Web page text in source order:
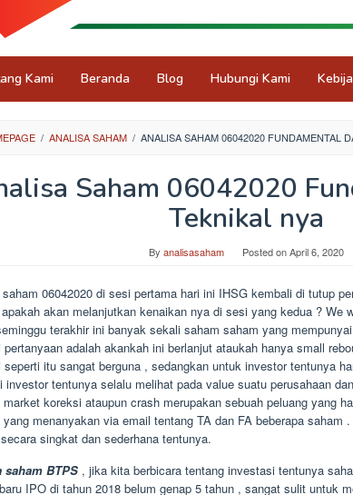
Kami Beranda Blog Hubungi Kami
/ ANALISA SAHAM / ANALISA SAHAM 06042020 FUNDAMENTAL
Saham 06042020
Teknikal nya
By analisasaham Posted onApril 6, 2020
06042020 di sesi pertama hari ini IHSG kembali di tutup
akan melanjutkan kenaikan nya di sesi yang kedua ? We
terakhir ini banyak sekali saham saham yang
pertanyaan adalah akankah ini berlanjut ataukah hanya small
seperti itu sangat berguna , sedangkan untuk investor tentunya
investor tentunya selalu melihat pada value suatu perusahaan
koreksi ataupun crash merupakan sebuah peluang yang
yang menanyakan via email tentang TA dan FA beberapa saham
singkat dan sederhana tentunya.
saham BTPS , jika kita berbicara tentang investasi tentunya
IPO di tahun 2018 belum genap 5 tahun , sangat sulit untuk